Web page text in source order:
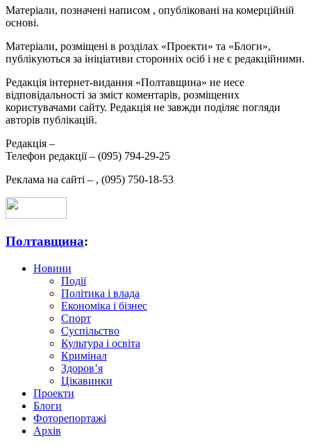
Матеріали, позначені написом , опубліковані на комерційній
основі.
Матеріали, розміщені в розділах «Проекти» та «Блоги»,
публікуються за ініціативи сторонніх осіб і не є редакційними.
Редакція інтернет-видання «Полтавщина» не несе
відповідальності за зміст коментарів, розміщених
користувачами сайту. Редакція не завжди поділяє погляди
авторів публікацій.
Редакція –
Телефон редакції – (095) 794-29-25
Реклама на сайті – , (095) 750-18-53
Полтавщина:
Новини
Події
Політика і влада
Економіка і бізнес
Спорт
Суспільство
Культура і освіта
Кримінал
Здоров’я
Цікавинки
Проекти
Блоги
Фоторепортажі
Архів